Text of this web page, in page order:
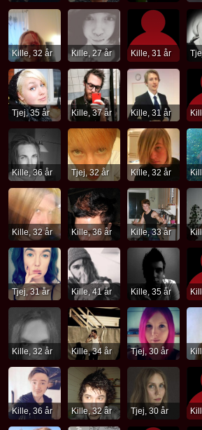
Kille, 32 år Kille, 27 år Kille, 31 år
Tjej, 35 år Kille, 37 år Kille, 31 år
Kille, 36 år Tjej, 32 år Kille, 32 år
Kille, 32 år Kille, 36 år Kille, 33 år
Tjej, 31 år Kille, 41 år Kille, 35 år
Kille, 32 år Kille, 34 år Tjej, 30 år
Kille, 36 år Kille, 32 år Tjej, 30 år